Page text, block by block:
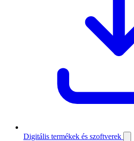
Digitális termékek és szoftverek